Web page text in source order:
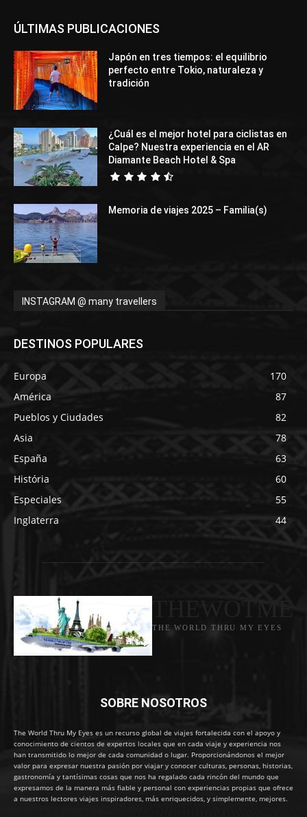
ÚLTIMAS PUBLICACIONES
Japón en tres tiempos: el equilibrio
perfecto entre Tokio, naturaleza y
tradición
¿Cuál es el mejor hotel para ciclistas en
Calpe? Nuestra experiencia en el AR
Diamante Beach Hotel & Spa
Memoria de viajes 2025 – Familia(s)
INSTAGRAM @ many travellers
DESTINOS POPULARES
Europa
170
América
87
Pueblos y Ciudades
82
Asia
78
España
63
História
60
Especiales
55
Inglaterra
44
THE WORLD THRU MY EYES
SOBRE NOSOTROS
The World Thru My Eyes es un recurso global de viajes fortalecida con el apoyo y
conocimiento de cientos de expertos locales que en cada viaje y experiencia nos
han transmitido lo mejor de cada comunidad o lugar. Proporcionándonos el mejor
valor para expresar nuestra pasión por viajar y conocer culturas, personas, historias,
gastronomía y tantísimas cosas que nos ha regalado cada rincón del mundo que
expresamos de la manera más fiable y personal con experiencias propias que ofrece
a nuestros lectores viajes inspiradores, más enriquecidos, y simplemente, mejores.